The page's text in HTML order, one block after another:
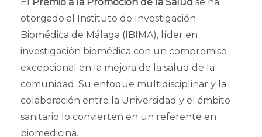
otorgado al Instituto de Investigación
Biomédica de Málaga (IBIMA), líder en
investigación biomédica con un compromiso
excepcional en la mejora de la salud de la
comunidad. Su enfoque multidisciplinar y la
colaboración entre la Universidad y el ámbito
sanitario lo convierten en un referente en
biomedicina.